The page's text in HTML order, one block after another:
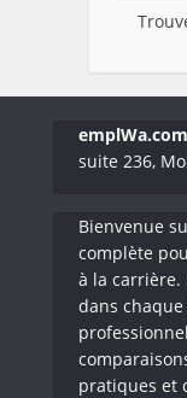
emplWa.com
suite 236,
Bienvenue
complète
à la carrière.
dans
pratiques et